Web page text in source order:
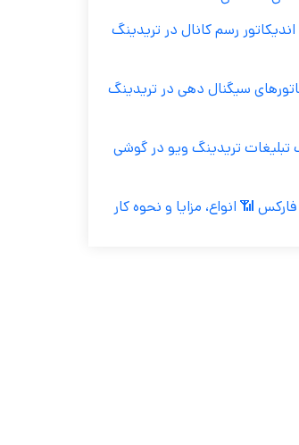
رسم کانال در تریدینگ
سیگنال دهی در تریدینگ
تریدینگ ویو در گوشی
📶 انواع، مزایا و نحوه کار